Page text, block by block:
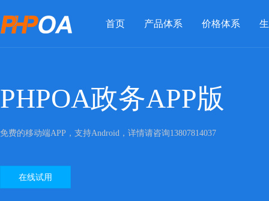
首页 产品体系 价格体系
PHPOA政务APP版
免费的移动端APP，支持Android，详情请咨询13807814037
在线试用